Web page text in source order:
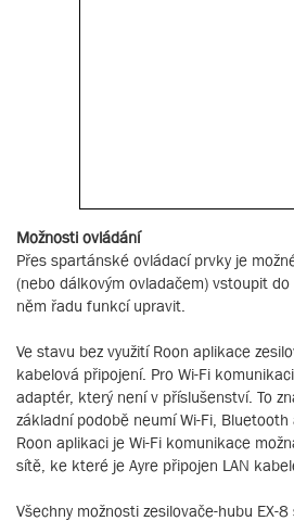
Možnosti ovládání
Přes spartánské ovládací prvky je
(nebo dálkovým ovladačem) vstoupit
něm řadu funkcí upravit.
Ve stavu bez využití Roon aplikace
kabelová připojení. Pro Wi-Fi
adaptér, který není v příslušenství. To
základní podobě neumí Wi-Fi, Bluetooth
Roon aplikaci je Wi-Fi komunikace
sítě, ke které je Ayre připojen LAN
Všechny možnosti zesilovače-hubu EX-